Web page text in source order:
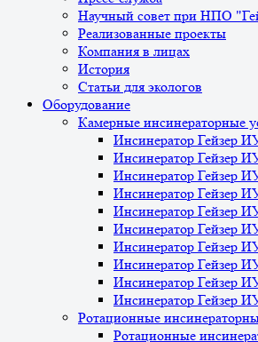
Научный совет при НПО
Реализованные проекты
Компания в лицах
История
Статьи для экологов
Оборудование
Камерные инсинераторные
Инсинератор Гейзер
Инсинератор Гейзер
Инсинератор Гейзер
Инсинератор Гейзер
Инсинератор Гейзер
Инсинератор Гейзер
Инсинератор Гейзер
Инсинератор Гейзер
Инсинератор Гейзер
Инсинератор Гейзер
Ротационные
Ротационные